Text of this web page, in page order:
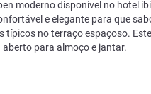
moderno disponível no hotel
e elegante para que
típicos no terraço espaçoso. Este
para almoço e jantar.